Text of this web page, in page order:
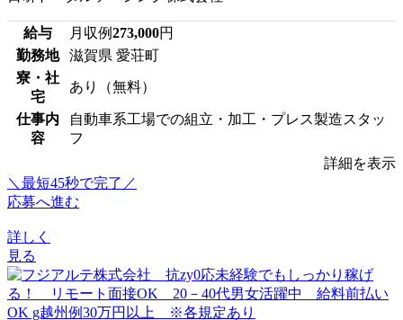
給与 月収例273,000円
勤務地
滋賀県 愛荘町
寮・社
宅
あり（無料）
仕事内
容
自動車系工場での組立・加工・プレス製造スタッ
フ
詳細を表示
＼最短45秒で完了／
応募へ進む
詳しく
見る